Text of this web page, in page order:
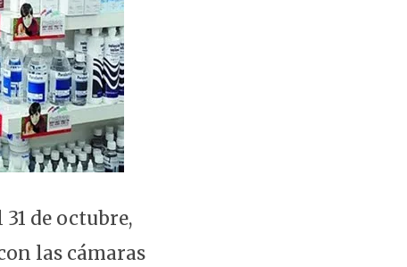
de octubre,
las cámaras